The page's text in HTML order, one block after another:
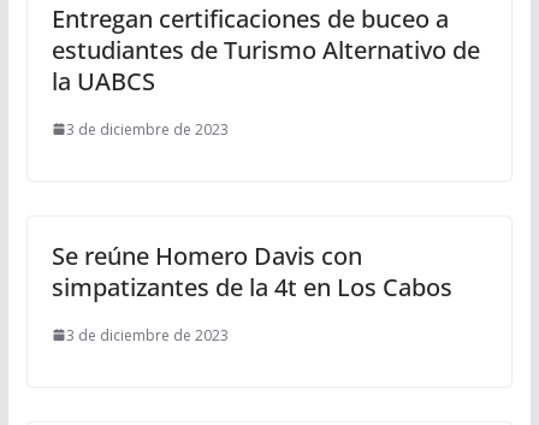
Entregan certificaciones de buceo a
estudiantes de Turismo Alternativo de
la UABCS
3 de diciembre de 2023
Se reúne Homero Davis con
simpatizantes de la 4t en Los Cabos
3 de diciembre de 2023